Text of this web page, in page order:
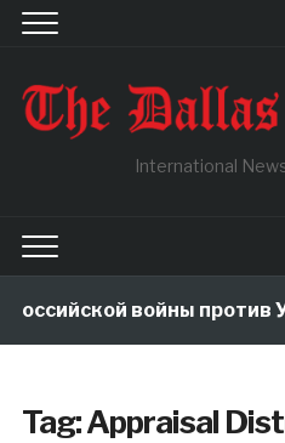
International
войны против
Tag:Appraisal